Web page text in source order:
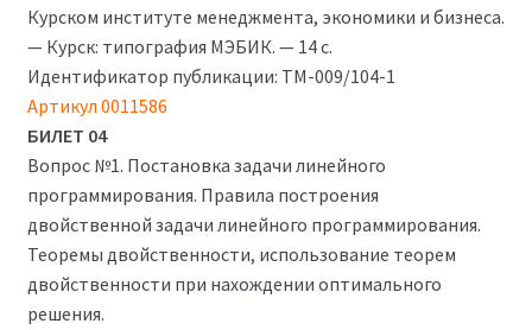
Курском институте менеджмента, экономики и бизнеса.
— Курск: типография МЭБИК. — 14 с.
Идентификатор публикации: ТМ-009/104-1
Артикул 0011586
БИЛЕТ 04
Вопрос №1. Постановка задачи линейного
программирования. Правила построения
двойственной задачи линейного программирования.
Теоремы двойственности, использование теорем
двойственности при нахождении оптимального
решения.